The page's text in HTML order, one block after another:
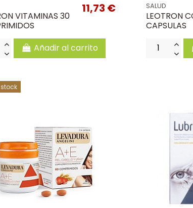
VITAMINAS 30
11,73 €
Añadir al carrito
SALUD
LEOTRON
CAPSULAS